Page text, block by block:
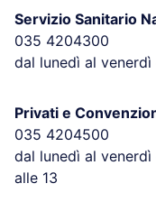
Servizio Sanitario
035 4204300
dal lunedì al venerdì
Privati e
035 4204500
dal lunedì al
alle 13